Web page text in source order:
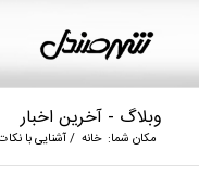
وبلاگ - آخرین اخبار
مکان شما: خانه /آشنایی با